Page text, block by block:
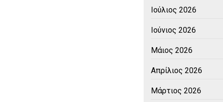
Ιούλιος 2026
Ιούνιος 2026
Μάιος 2026
Απρίλιος 2026
Μάρτιος 2026